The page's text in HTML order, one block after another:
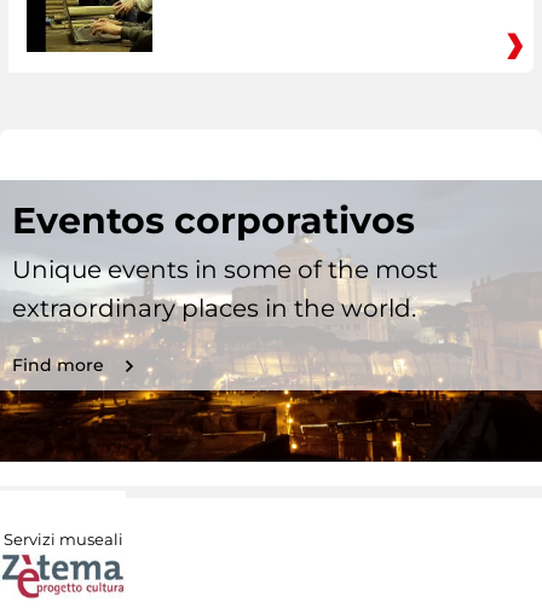
Eventos corporativos
Unique events in some of the most
extraordinary places in the world.
Find more
Servizi museali